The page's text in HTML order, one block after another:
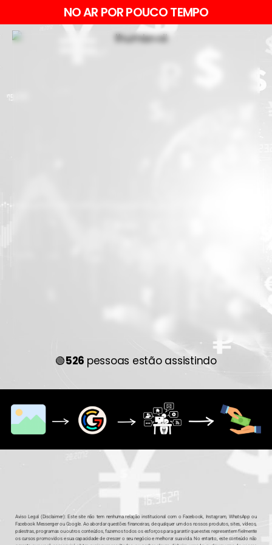
NO AR POR POUCO TEMPO
🟢526 pessoas estão assistindo
Aviso Legal (Disclaimer): Este site não tem nenhuma relação institucional com o Facebook, Instagram, WhatsApp ou
Facebook Messenger ou Google. Ao abordar questões financeiras, de qualquer um dos nossos produtos, sites, vídeos,
palestras, programas ou outros conteúdos, fazemos todos os esforços para garantir que estes representem fielmente
os cursos promovidos e sua capacidade de crescer o seu negócio e melhorar sua vida. No entanto, este conteúdo não